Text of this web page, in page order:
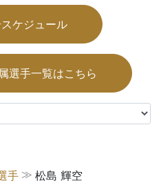
ケジュール
選手一覧はこちら
手 ≫ 松島 輝空